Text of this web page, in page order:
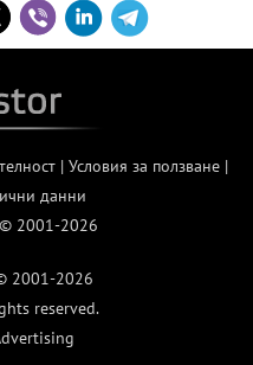
| Условия за ползване|
данни
2001-2026
2001-2026
reserved.